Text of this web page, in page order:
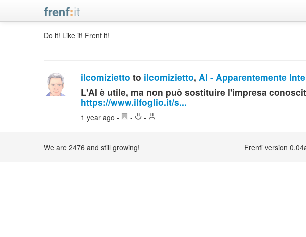
Do it! Like it! Frenf it!
ilcomizietto to ilcomizietto,AI - Apparentemente
L'AI è utile, ma non può sostituire l'impresa
https://www.ilfoglio.it/s...
1 year ago- - -
We are 2476 and still growing! Frenfi version